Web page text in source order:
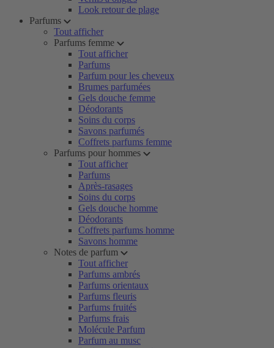
Look retour de plage
Parfums
Tout afficher
Parfums femme
Tout afficher
Parfums
Parfum pour les cheveux
Brumes parfumées
Gels douche femme
Déodorants
Soins du corps
Savons parfumés
Coffrets parfums femme
Parfums pour hommes
Tout afficher
Parfums
Après-rasages
Soins du corps
Gels douche homme
Déodorants
Coffrets parfums homme
Savons homme
Notes de parfum
Tout afficher
Parfums ambrés
Parfums orientaux
Parfums fleuris
Parfums fruités
Parfums frais
Molécule Parfum
Parfum au musc